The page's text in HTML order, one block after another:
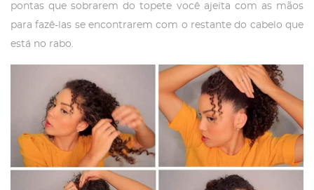
pontas que sobrarem do topete você ajeita com as mãos
para fazê-las se encontrarem com o restante do cabelo que
está no rabo.